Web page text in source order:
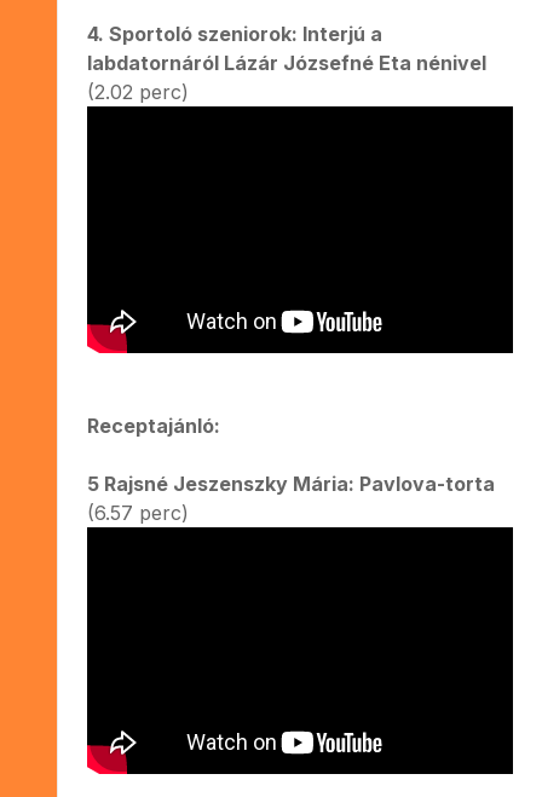
4. Sportoló szeniorok: Interjú a
labdatornáról Lázár Józsefné Eta nénivel
(2.02 perc)
Receptajánló:
5 Rajsné Jeszenszky Mária: Pavlova-torta
(6.57 perc)